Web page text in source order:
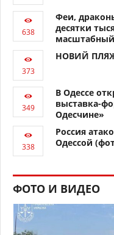
Феи,
десятки
НОВИЙ
В Одессе
выставка-
Одесчине»
Россия
Одессой
ФОТО И ВИДЕО